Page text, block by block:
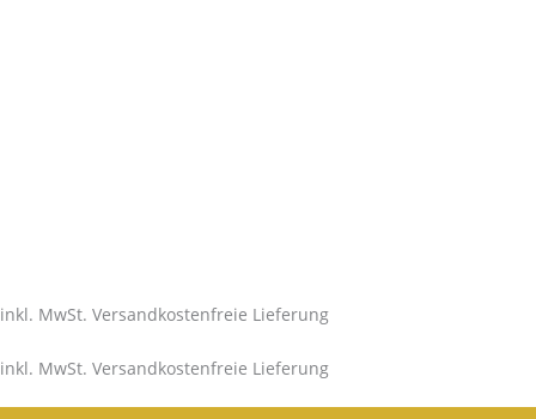
inkl. MwSt. Versandkostenfreie Lieferung
inkl. MwSt. Versandkostenfreie Lieferung